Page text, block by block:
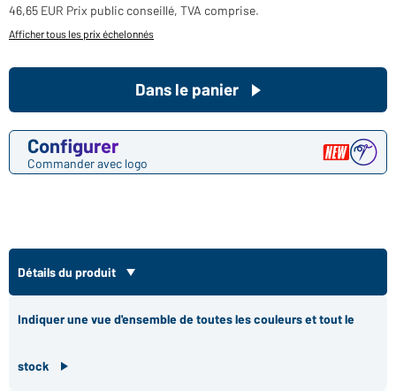
46,65 EUR Prix public conseillé, TVA comprise.
Afficher tous les prix échelonnés
Configurer
Commander avec logo
Dans le panier
Détails du produit
Indiquer une vue d'ensemble de toutes les couleurs et tout le
stock